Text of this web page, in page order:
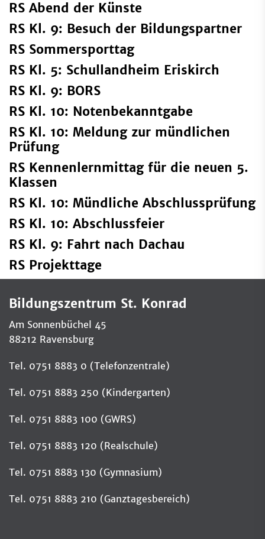
RS Abend der Künste
RS Kl. 9: Besuch der Bildungspartner
RS Sommersporttag
RS Kl. 5: Schullandheim Eriskirch
RS Kl. 9: BORS
RS Kl. 10: Notenbekanntgabe
RS Kl. 10: Meldung zur mündlichen
Prüfung
RS Kennenlernmittag für die neuen 5.
Klassen
RS Kl. 10: Mündliche Abschlussprüfung
RS Kl. 10: Abschlussfeier
RS Kl. 9: Fahrt nach Dachau
RS Projekttage
Bildungszentrum St. Konrad
Am Sonnenbüchel 45
88212 Ravensburg
Tel. 0751 8883 0 (Telefonzentrale)
Tel. 0751 8883 250 (Kindergarten)
Tel. 0751 8883 100 (GWRS)
Tel. 0751 8883 120 (Realschule)
Tel. 0751 8883 130 (Gymnasium)
Tel. 0751 8883 210 (Ganztagesbereich)